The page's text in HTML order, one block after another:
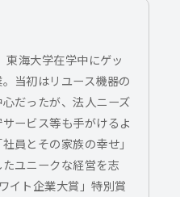
東海大学在学中にゲッ
当初はリユース機器の
だったが、法人ニーズ
ービス等も手がけるよ
員とその家族の幸せ」
ユニークな経営を志
イト企業大賞」特別賞